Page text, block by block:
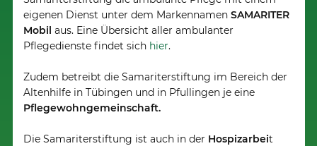
eigenen Dienst unter dem MarkennamenSAMARITER
Mobil aus. Eine Übersicht aller ambulanter
Pflegedienste findet sich hier.
Zudem betreibt die Samariterstiftung im Bereich der
Altenhilfe in Tübingen und in Pfullingen je eine
Pflegewohngemeinschaft.
Die Samariterstiftung ist auch in der Hospizarbeit